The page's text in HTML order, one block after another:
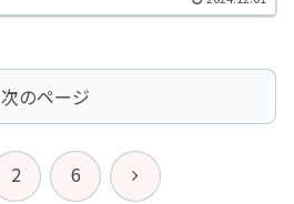
次のページ
2 6
次